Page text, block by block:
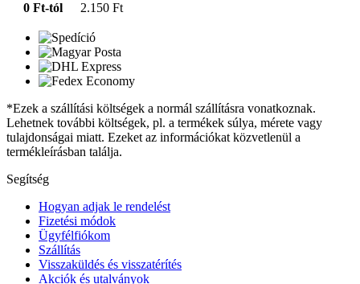
0 Ft-tól
2.150 Ft
*Ezek a szállítási költségek a normál szállításra vonatkoznak.
Lehetnek további költségek, pl. a termékek súlya, mérete vagy
tulajdonságai miatt. Ezeket az információkat közvetlenül a
termékleírásban találja.
Segítség
Hogyan adjak le rendelést
Fizetési módok
Ügyfélfiókom
Szállítás
Visszaküldés és visszatérítés
Akciók és utalványok